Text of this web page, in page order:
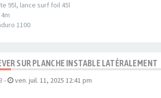
95l, lance surf foil 45l
1100
SUR PLANCHE INSTABLE LATÉRALEMENT
- ven. juil. 11, 2025 12:41 pm